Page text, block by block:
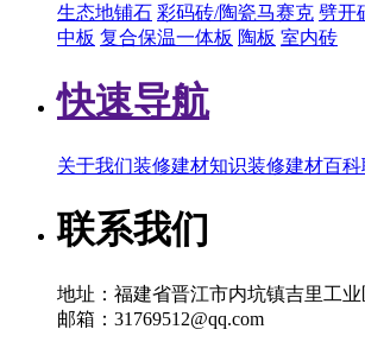
生态地铺石 彩码砖/陶瓷马赛克 劈开
中板 复合保温一体板 陶板 室内砖
快速导航
关于我们装修建材知识装修建材百科
联系我们
地址：福建省晋江市内坑镇吉里工业
邮箱：31769512@qq.com